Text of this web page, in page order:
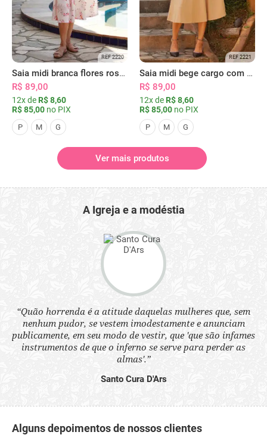
REF 2220
Saia midi branca flores rosas com bolsos
R$ 89,00
12x de R$ 8,60
R$ 85,00 no PIX
P M G
REF 2221
Saia midi bege cargo com bolsos
R$ 89,00
12x de R$ 8,60
R$ 85,00 no PIX
P M G
Ver mais produtos
A Igreja e a modéstia
“Quão horrenda é a atitude daquelas mulheres que, sem
nenhum pudor, se vestem imodestamente e anunciam
publicamente, em seu modo de vestir, que 'que são infames
instrumentos de que o inferno se serve para perder as
almas'.”
Santo Cura D'Ars
Alguns depoimentos de nossos clientes